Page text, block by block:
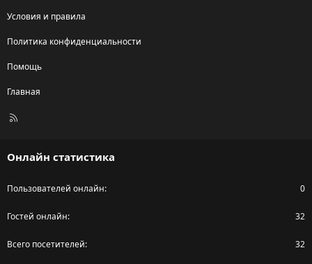
Условия и правила
Политика конфиденциальности
Помощь
Главная
R
Онлайн статистика
Пользователей онлайн 0
Гостей онлайн 32
Всего посетителей 32